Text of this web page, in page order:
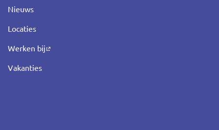
Nieuws
Locaties
Werken bij
Vakanties